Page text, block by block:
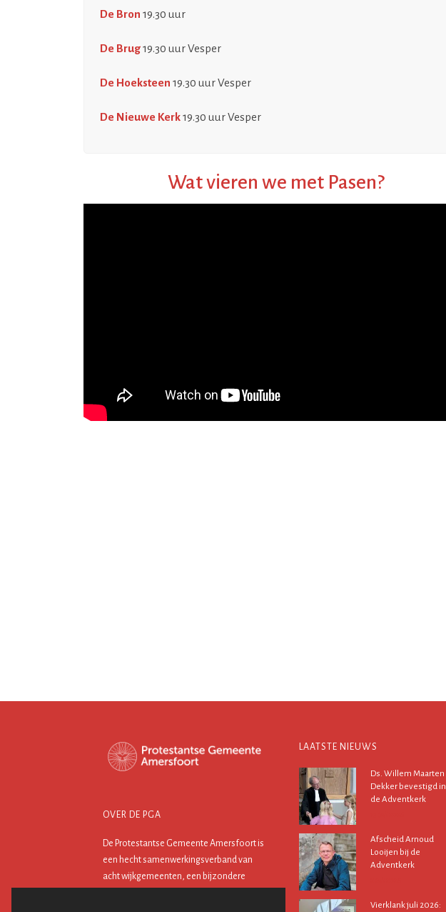
De Bron 19.30 uur
De Brug19.30 uur Vesper
De Hoeksteen 19.30 uur Vesper
De Nieuwe Kerk19.30 uur Vesper
Wat vieren we met Pasen?
OVER DE PGA
De Protestantse Gemeente Amersfoort is
een hecht samenwerkingsverband van
acht wijkgemeenten, een bijzondere
LAATSTE NIEUWS
Ds. Willem Maarten
Dekker bevestigd in
de Adventkerk
Afscheid Arnoud
Looijen bij de
Adventkerk
Vierklank juli 2026: